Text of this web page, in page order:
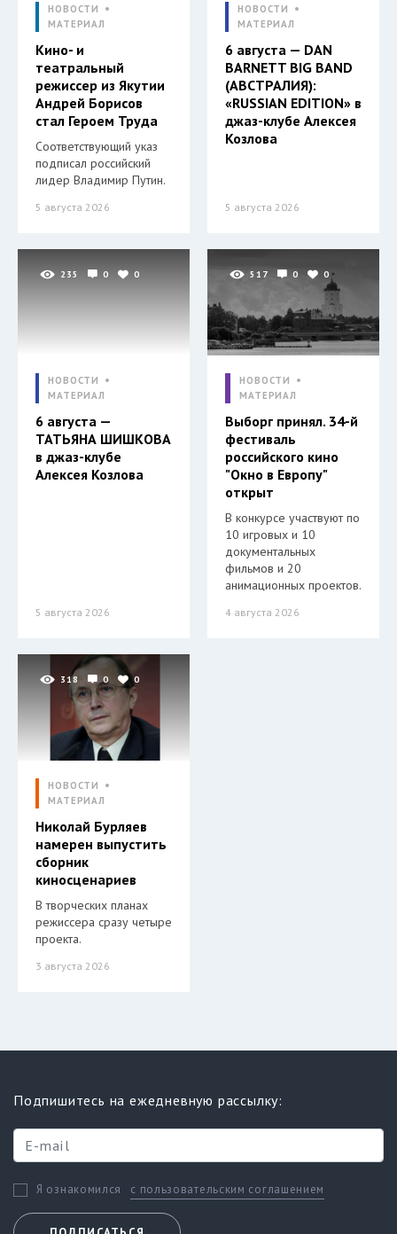
НОВОСТИ
МАТЕРИАЛ
Кино- и
театральный
режиссер из Якутии
Андрей Борисов
стал Героем Труда
Соответствующий указ
подписал российский
лидер Владимир Путин.
5 августа 2026
НОВОСТИ
МАТЕРИАЛ
6 августа — DAN
BARNETT BIG BAND
(АВСТРАЛИЯ):
«RUSSIAN EDITION» в
джаз-клубе Алексея
Козлова
5 августа 2026
235 0 0
НОВОСТИ
МАТЕРИАЛ
6 августа —
ТАТЬЯНА ШИШКОВА
в джаз-клубе
Алексея Козлова
5 августа 2026
517 0 0
НОВОСТИ
МАТЕРИАЛ
Выборг принял. 34-й
фестиваль
российского кино
"Окно в Европу"
открыт
В конкурсе участвуют по
10 игровых и 10
документальных
фильмов и 20
анимационных проектов.
4 августа 2026
318 0 0
НОВОСТИ
МАТЕРИАЛ
Николай Бурляев
намерен выпустить
сборник
киносценариев
В творческих планах
режиссера сразу четыре
проекта.
3 августа 2026
Подпишитесь на ежедневную рассылку:
Я ознакомился с пользовательским соглашением